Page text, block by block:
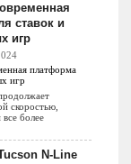
ставок и
игр
скоростью,
все более
N-Line